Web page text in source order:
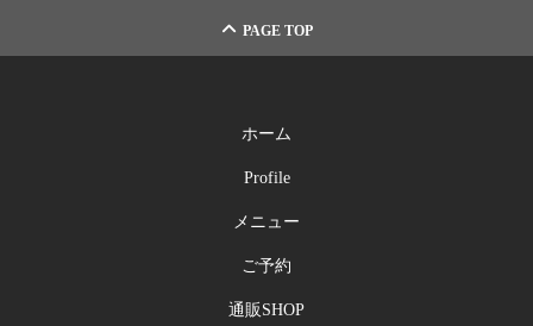
PAGE TOP
ホーム
Profile
メニュー
ご予約
通販SHOP